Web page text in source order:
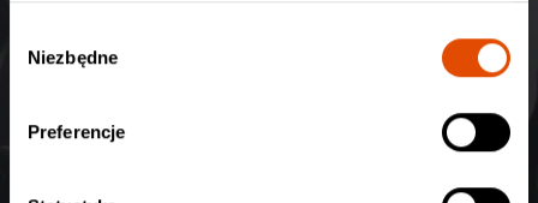
Niezbędne
Preferencje
sensu.